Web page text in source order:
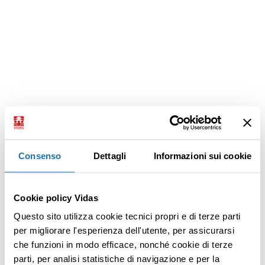
Consenso Dettagli Informazioni sui cookie
Cookie policy Vidas
Questo sito utilizza cookie tecnici propri e di terze parti
per migliorare l'esperienza dell'utente, per assicurarsi
che funzioni in modo efficace, nonché cookie di terze
parti, per analisi statistiche di navigazione e per la